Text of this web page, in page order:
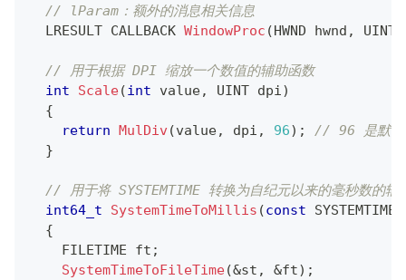
// lParam：额外的消息相关信息
  LRESULT CALLBACK
WindowProc (HWND hwnd , UINT
// 用于根据 DPI 缩放一个数值的辅助函数
int
Scale(int value, UINT dpi)
{
return MulDiv (value, dpi , 96) ;
// 96 是默
}
// 用于将 SYSTEMTIME 转换为自纪元以来的毫秒数的辅
int64_t
SystemTimeToMillis (const SYSTEMTIME
{
    FILETIME ft
;
SystemTimeToFileTime(&st , &ft) ;